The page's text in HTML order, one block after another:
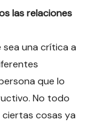
las relaciones
una crítica a
que lo
No todo
cosas ya